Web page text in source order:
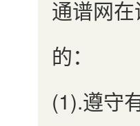
通谱网
的：
(1).遵守